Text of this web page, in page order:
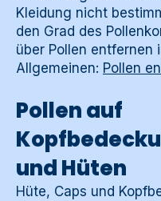
Kleidung nicht
den Grad des
über Pollen entfernen
Allgemeinen: Pollen
Pollen auf
und Hüten
Hüte, Caps und